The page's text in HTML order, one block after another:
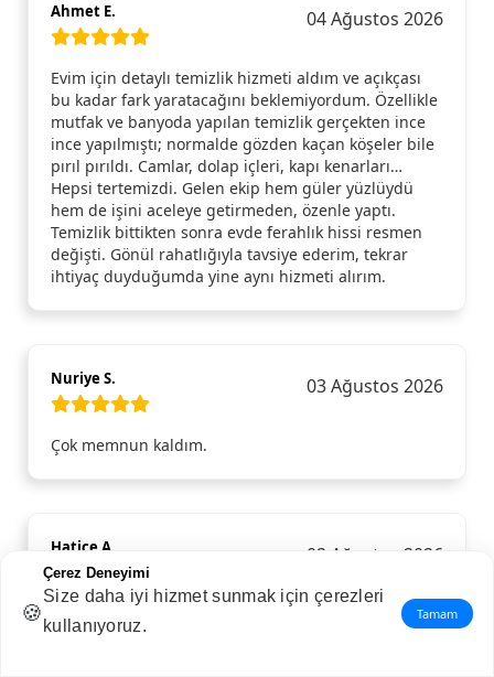
Ahmet E. 04 Ağustos 2026
Evim için detaylı temizlik hizmeti aldım ve açıkçası
bu kadar fark yaratacağını beklemiyordum. Özellikle
mutfak ve banyoda yapılan temizlik gerçekten ince
ince yapılmıştı; normalde gözden kaçan köşeler bile
pırıl pırıldı. Camlar, dolap içleri, kapı kenarları…
Hepsi tertemizdi. Gelen ekip hem güler yüzlüydü
hem de işini aceleye getirmeden, özenle yaptı.
Temizlik bittikten sonra evde ferahlık hissi resmen
değişti. Gönül rahatlığıyla tavsiye ederim, tekrar
ihtiyaç duyduğumda yine aynı hizmeti alırım.
Nuriye S. 03 Ağustos 2026
Çok memnun kaldım.
Hatice A. 02 Ağustos 2026
Selay Cleaner ile Trendhizmet.com aracılığıyla
tanıştım ve aldığım ev temizliği hizmetinden son
🍪
Çerez Deneyimi
Size daha iyi hizmet sunmak için çerezleri
kullanıyoruz.
Tamam